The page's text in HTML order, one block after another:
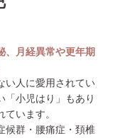
、月経異常や更年期
い人に愛用されてい
「小児はり」もあり
います。
候群・腰痛症・頚椎